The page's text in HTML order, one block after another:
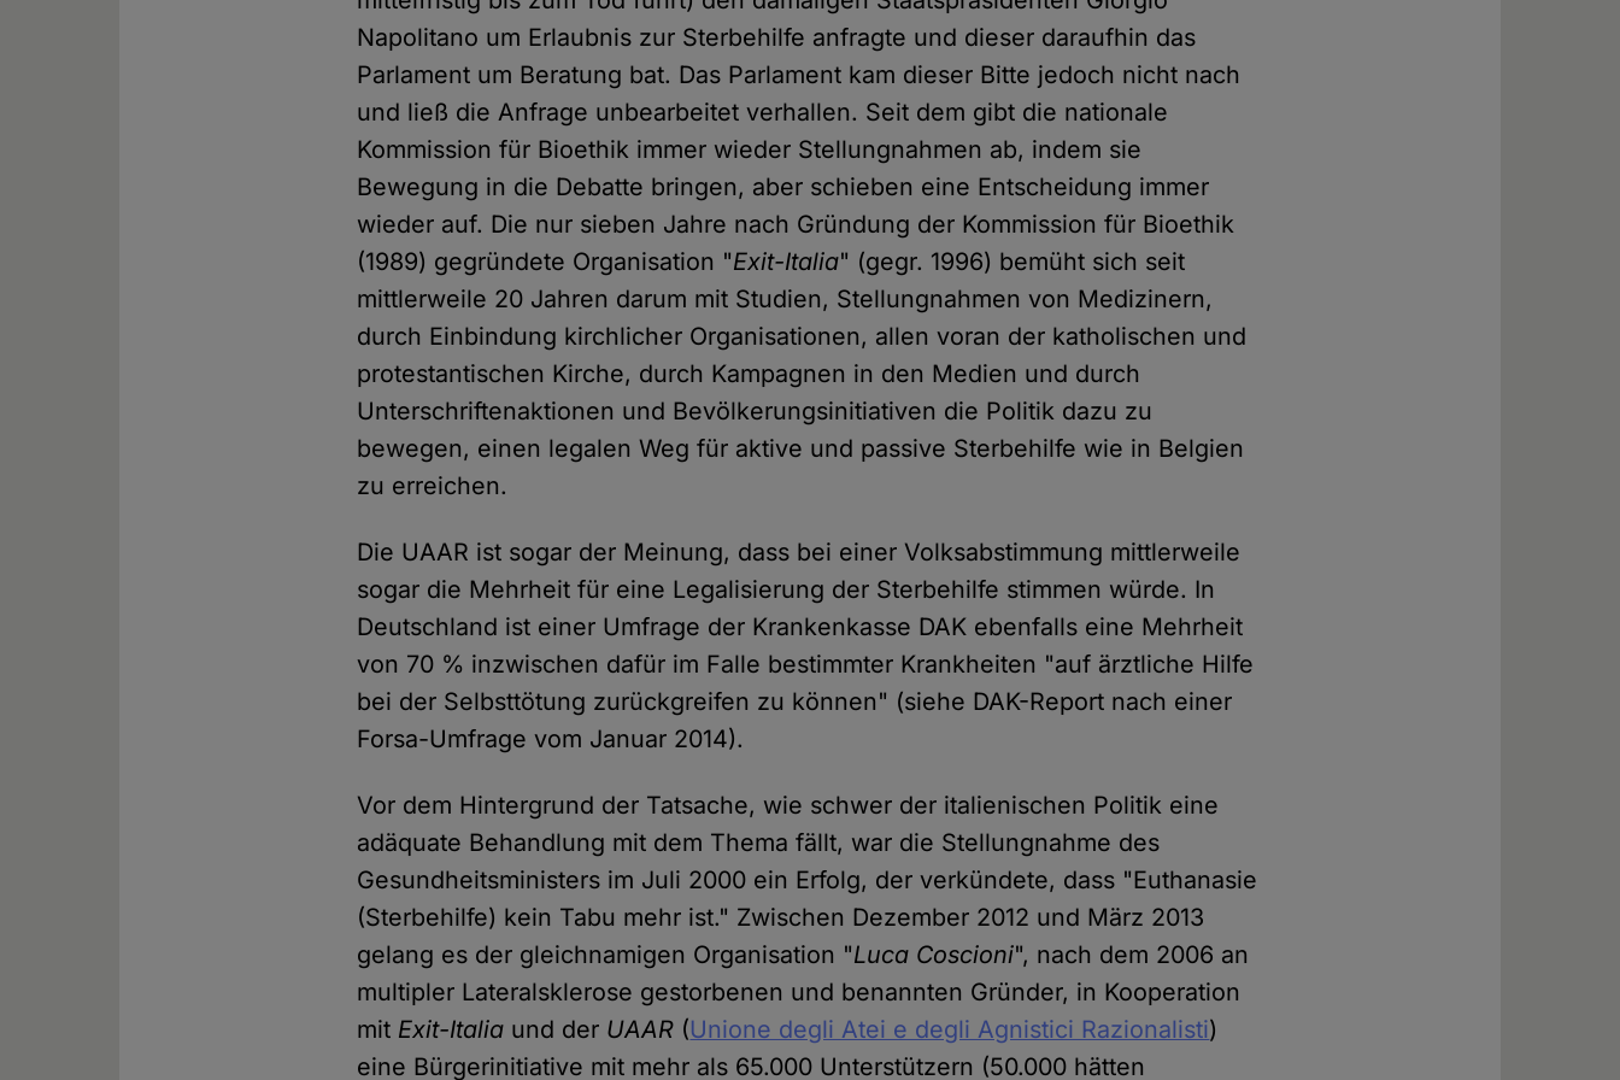
Napolitano um Erlaubnis zur Sterbehilfe anfragte und dieser daraufhin das
Parlament um Beratung bat. Das Parlament kam dieser Bitte jedoch nicht nach
und ließ die Anfrage unbearbeitet verhallen. Seit dem gibt die nationale
Kommission für Bioethik immer wieder Stellungnahmen ab, indem sie
Bewegung in die Debatte bringen, aber schieben eine Entscheidung immer
wieder auf. Die nur sieben Jahre nach Gründung der Kommission für Bioethik
(1989) gegründete Organisation "Exit-Italia" (gegr. 1996) bemüht sich seit
mittlerweile 20 Jahren darum mit Studien, Stellungnahmen von Medizinern,
durch Einbindung kirchlicher Organisationen, allen voran der katholischen und
protestantischen Kirche, durch Kampagnen in den Medien und durch
Unterschriftenaktionen und Bevölkerungsinitiativen die Politik dazu zu
bewegen, einen legalen Weg für aktive und passive Sterbehilfe wie in Belgien
zu erreichen.
Die UAAR ist sogar der Meinung, dass bei einer Volksabstimmung mittlerweile
sogar die Mehrheit für eine Legalisierung der Sterbehilfe stimmen würde. In
Deutschland ist einer Umfrage der Krankenkasse DAK ebenfalls eine Mehrheit
von 70 % inzwischen dafür im Falle bestimmter Krankheiten "auf ärztliche Hilfe
bei der Selbsttötung zurückgreifen zu können" (siehe DAK-Report nach einer
Forsa-Umfrage vom Januar 2014).
Vor dem Hintergrund der Tatsache, wie schwer der italienischen Politik eine
adäquate Behandlung mit dem Thema fällt, war die Stellungnahme des
Gesundheitsministers im Juli 2000 ein Erfolg, der verkündete, dass "Euthanasie
(Sterbehilfe) kein Tabu mehr ist." Zwischen Dezember 2012 und März 2013
gelang es der gleichnamigen Organisation "Luca Coscioni", nach dem 2006 an
multipler Lateralsklerose gestorbenen und benannten Gründer, in Kooperation
mit Exit-Italia und der UAAR (Unione degli Atei e degli Agnistici Razionalisti)
eine Bürgerinitiative mit mehr als 65.000 Unterstützern (50.000 hätten